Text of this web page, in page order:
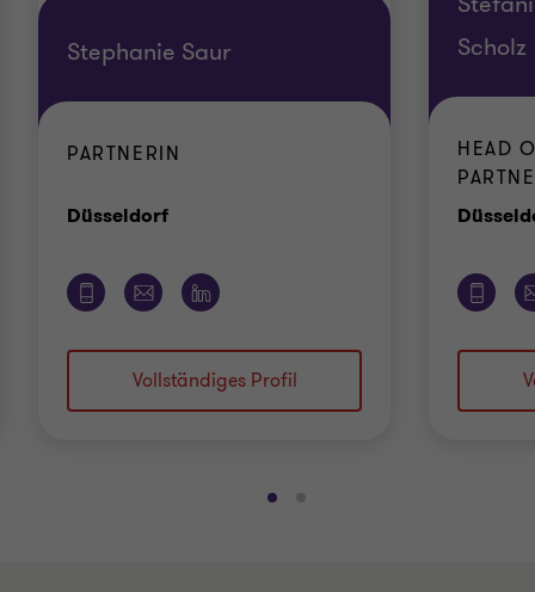
Stephanie Saur
PARTNERIN
DüsseldorfStandort
Vollständiges Profil
Scholz
HEAD
GeheGehe